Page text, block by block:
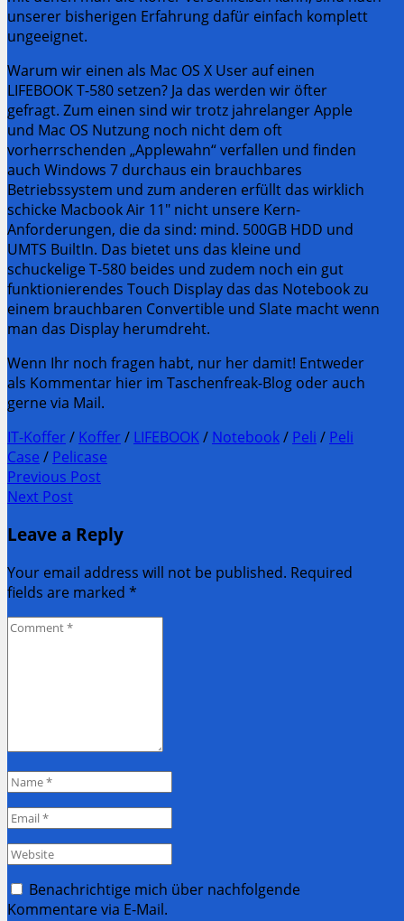
unserer bisherigen Erfahrung dafür einfach komplett
ungeeignet.
Warum wir einen als Mac OS X User auf einen
LIFEBOOK T-580 setzen? Ja das werden wir öfter
gefragt. Zum einen sind wir trotz jahrelanger Apple
und Mac OS Nutzung noch nicht dem oft
vorherrschenden „Applewahn“ verfallen und finden
auch Windows 7 durchaus ein brauchbares
Betriebssystem und zum anderen erfüllt das wirklich
schicke Macbook Air 11″ nicht unsere Kern-
Anforderungen, die da sind: mind. 500GB HDD und
UMTS BuiltIn. Das bietet uns das kleine und
schuckelige T-580 beides und zudem noch ein gut
funktionierendes Touch Display das das Notebook zu
einem brauchbaren Convertible und Slate macht wenn
man das Display herumdreht.
Wenn Ihr noch fragen habt, nur her damit! Entweder
als Kommentar hier im Taschenfreak-Blog oder auch
gerne via Mail.
IT-Koffer / Koffer / LIFEBOOK/ Notebook/ Peli / Peli
Case / Pelicase
Post
navigation
Previous Post
Previous
Next Post
Post:
Leave a Reply
Your email address will not be published. Required
fields are marked *
Comment
Name
Email
Website
Benachrichtige mich über nachfolgende
Kommentare via E-Mail.